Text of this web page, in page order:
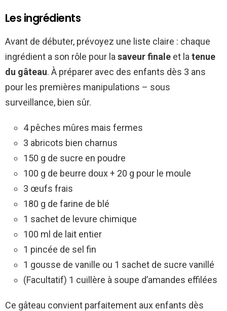
Les ingrédients
Avant de débuter, prévoyez une liste claire : chaque
ingrédient a son rôle pour la saveur finale et la tenue
du gâteau. À préparer avec des enfants dès 3 ans
pour les premières manipulations – sous
surveillance, bien sûr.
4 pêches mûres mais fermes
3 abricots bien charnus
150 g de sucre en poudre
100 g de beurre doux + 20 g pour le moule
3 œufs frais
180 g de farine de blé
1 sachet de levure chimique
100 ml de lait entier
1 pincée de sel fin
1 gousse de vanille ou 1 sachet de sucre vanillé
(Facultatif) 1 cuillère à soupe d’amandes effilées
Ce gâteau convient parfaitement aux enfants dès